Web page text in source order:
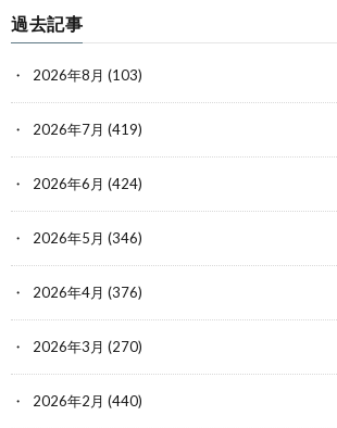
過去記事
2026年8月 (103)
2026年7月 (419)
2026年6月 (424)
2026年5月 (346)
2026年4月 (376)
2026年3月 (270)
2026年2月 (440)